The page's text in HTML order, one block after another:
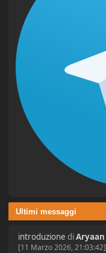
Ultimi messaggi
introduzione diAryaan
[11 Marzo 2026, 21:03:42]